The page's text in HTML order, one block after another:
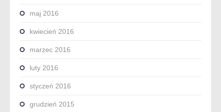
maj 2016
kwiecień 2016
marzec 2016
luty 2016
styczeń 2016
grudzień 2015